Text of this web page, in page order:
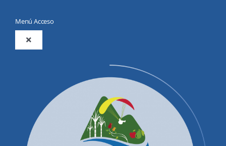
Menú Acceso
Toggle
Productos y Servicios
Convocatorias Precalificación